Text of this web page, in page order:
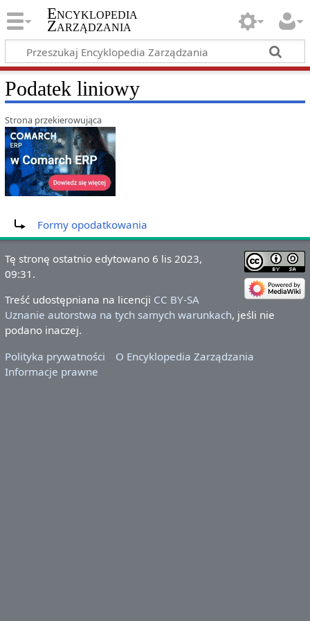
Encyklopedia
Zarządzania
Podatek liniowy
Strona przekierowująca
Formy opodatkowania
Tę stronę ostatnio edytowano 6 lis 2023,
09:31.
Treść udostępniana na licencji CC BY-SA
Uznanie autorstwa na tych samych warunkach, jeśli nie
podano inaczej.
Polityka prywatności
O Encyklopedia Zarządzania
Informacje prawne